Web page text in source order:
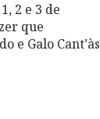
2 e 3 de
que
e Galo Cant’às